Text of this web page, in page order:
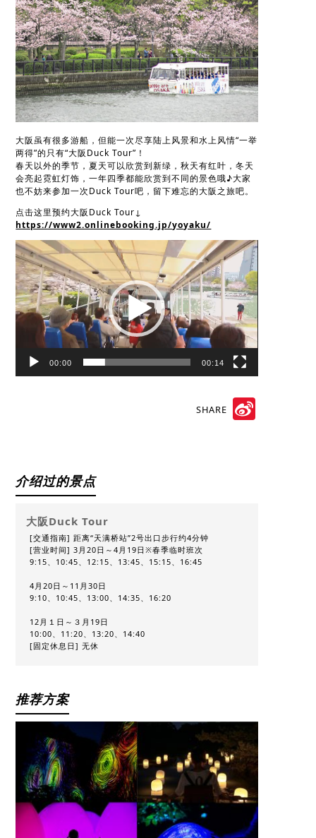
大阪虽有很多游船，但能一次尽享陆上风景和水上风情“一举
两得”的只有“大阪Duck Tour”！
春天以外的季节，夏天可以欣赏到新绿，秋天有红叶，冬天
会亮起霓虹灯饰，一年四季都能欣赏到不同的景色哦♪大家
也不妨来参加一次Duck Tour吧，留下难忘的大阪之旅吧。
点击这里预约大阪Duck Tour↓
https://www2.onlinebooking.jp/yoyaku/
视
频
播
放
器
00:00 00:14
SHARE
介绍过的景点
大阪Duck Tour
[交通指南] 距离“天满桥站”2号出口步行约4分钟
[营业时间] 3月20日～4月19日※春季临时班次
9:15、10:45、12:15、13:45、15:15、16:45
4月20日～11月30日
9:10、10:45、13:00、14:35、16:20
12月１日～３月19日
10:00、11:20、13:20、14:40
[固定休息日] 无休
推荐方案